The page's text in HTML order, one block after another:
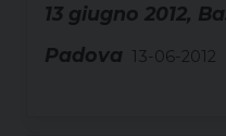
13 giugno 2012,
Padova 13-06-2012